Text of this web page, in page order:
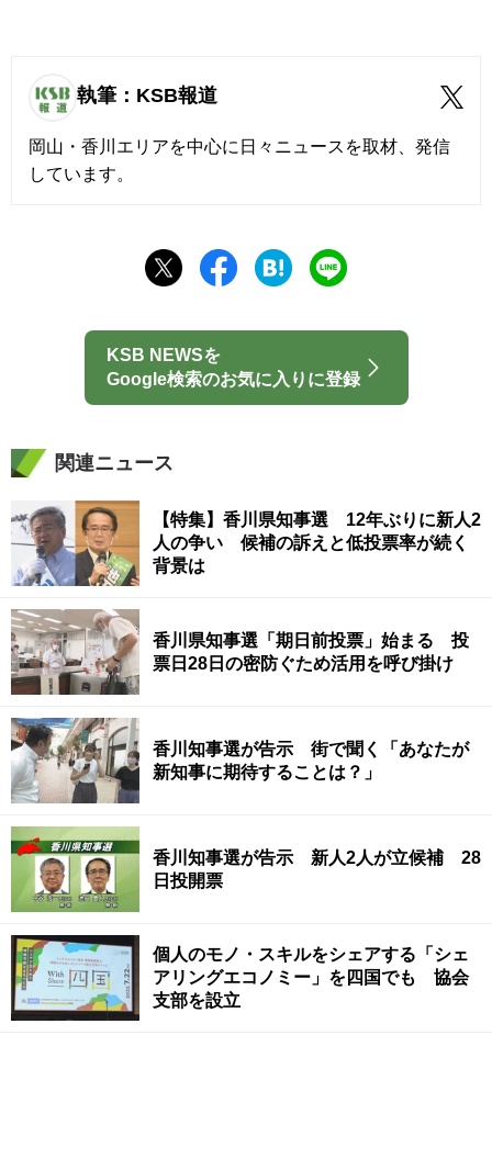
執筆：KSB報道
岡山・香川エリアを中心に日々ニュースを取材、発信
しています。
KSB NEWSを
Google検索のお気に入りに登録
関連ニュース
【特集】香川県知事選 12年ぶりに新人2
人の争い 候補の訴えと低投票率が続く
背景は
香川県知事選「期日前投票」始まる 投
票日28日の密防ぐため活用を呼び掛け
香川知事選が告示 街で聞く「あなたが
新知事に期待することは？」
香川知事選が告示 新人2人が立候補 28
日投開票
個人のモノ・スキルをシェアする「シェ
アリングエコノミー」を四国でも 協会
支部を設立